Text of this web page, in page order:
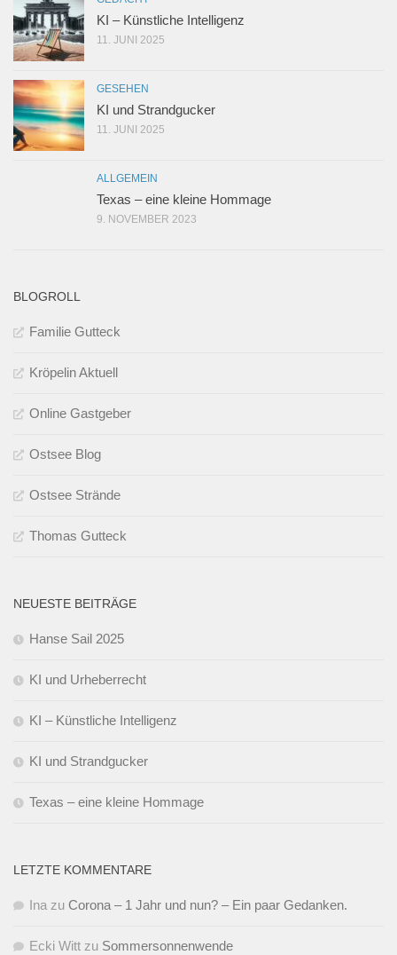
KI – Künstliche Intelligenz
11. JUNI 2025
GESEHEN
KI und Strandgucker
11. JUNI 2025
ALLGEMEIN
Texas – eine kleine Hommage
9. NOVEMBER 2023
BLOGROLL
Familie Gutteck
Kröpelin Aktuell
Online Gastgeber
Ostsee Blog
Ostsee Strände
Thomas Gutteck
NEUESTE BEITRÄGE
Hanse Sail 2025
KI und Urheberrecht
KI – Künstliche Intelligenz
KI und Strandgucker
Texas – eine kleine Hommage
LETZTE KOMMENTARE
Ina zu Corona – 1 Jahr und nun? – Ein paar Gedanken.
Ecki Witt zu Sommersonnenwende